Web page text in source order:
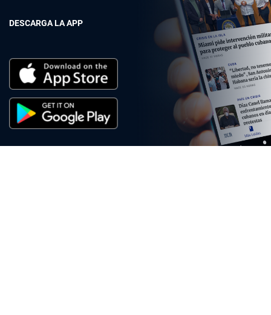
DESCARGA LA APP